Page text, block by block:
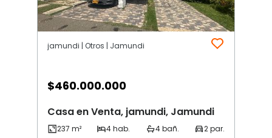
jamundi | Otros | Jamundi
$460.000.000
Casa en Venta, jamundi, Jamundi